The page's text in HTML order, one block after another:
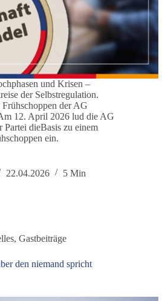
und Krisen –
der Selbstregulation.
der AG
12. April 2026 lud die AG
Partei dieBasis zu einem
ein.
22.04.2026 5 Min
, Gastbeiträge
den niemand spricht